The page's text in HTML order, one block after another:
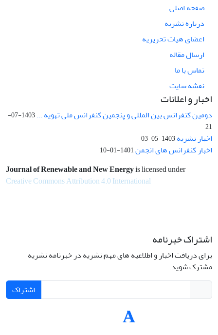
صفحه اصلی
درباره نشریه
اعضای هیات تحریریه
ارسال مقاله
تماس با ما
نقشه سایت
اخبار و اعلانات
دومین کنفرانس بین المللی و پنجمین کنفرانس ملی تهویه ...
1403-07-
21
اخبار نشریه1403-05-03
اخبار کنفرانس های انجمن1401-01-10
Journal of Renewable and New Energyis licensed under
Creative Commons Attribution 4.0 International
اشتراک خبرنامه
برای دریافت اخبار و اطلاعیه های مهم نشریه در خبرنامه نشریه
مشترک شوید.
اشتراک